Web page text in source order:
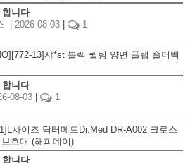
니다
| 2026-08-03 1
13]샤*st 블랙 퀼팅 양면 플랩 숄더백
니다
08-03 1
사이즈 닥터메드Dr.Med DR-A002 크로스
호대 (해피데이)
니다